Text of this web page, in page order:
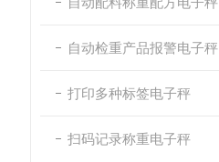
自动检重产品报警电子秤
打印多种标签电子秤
扫码记录称重电子秤